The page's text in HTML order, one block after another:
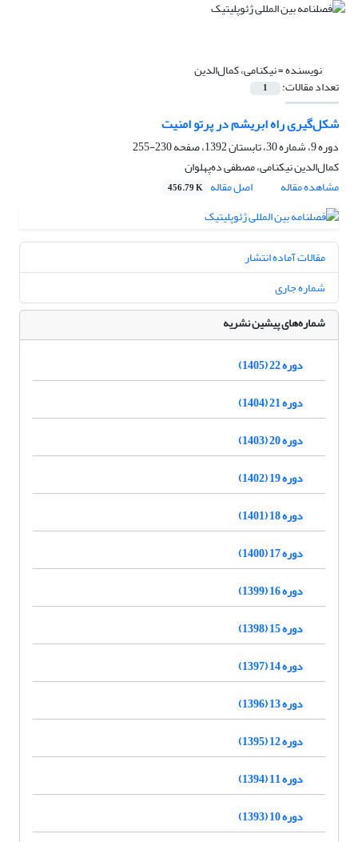
نویسنده =نیکنامی، کمال‌الدین
تعداد مقالات: 1
شکل‌گیری راه ابریشم در پرتو امنیت
دوره 9، شماره 30، تابستان 1392، صفحه
230-255
کمال‌الدین نیکنامی، مصطفی ده‌پهلوان
مشاهده مقاله
اصل مقاله 456.79 K
مقالات آماده انتشار
شماره جاری
شماره‌های پیشین نشریه
دوره 22 (1405)
دوره 21 (1404)
دوره 20 (1403)
دوره 19 (1402)
دوره 18 (1401)
دوره 17 (1400)
دوره 16 (1399)
دوره 15 (1398)
دوره 14 (1397)
دوره 13 (1396)
دوره 12 (1395)
دوره 11 (1394)
دوره 10 (1393)